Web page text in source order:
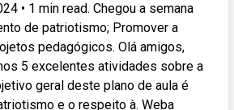
• 1 min read. Chegou a semana
de patriotismo; Promover a
pedagógicos. Olá amigos,
5 excelentes atividades sobre a
geral deste plano de aula é
e o respeito à. Weba